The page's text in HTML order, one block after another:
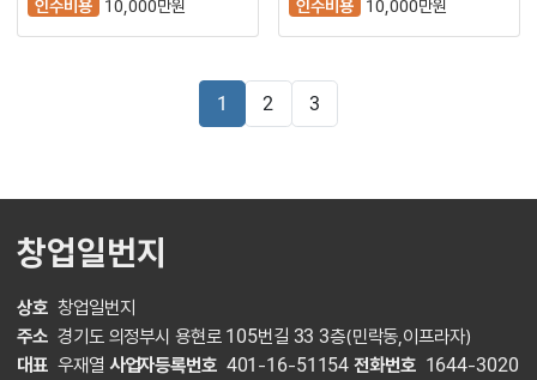
인수비용
10,000만원
인수비용
10,000만원
1 2 3
창업일번지
상호 창업일번지
주소 경기도 의정부시 용현로 105번길 33 3층(민락동,이프라자)
대표 우재열 사업자등록번호 401-16-51154 전화번호 1644-3020